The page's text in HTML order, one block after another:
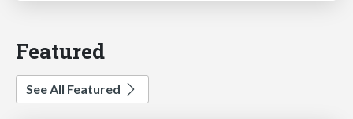
Featured
See All Featured